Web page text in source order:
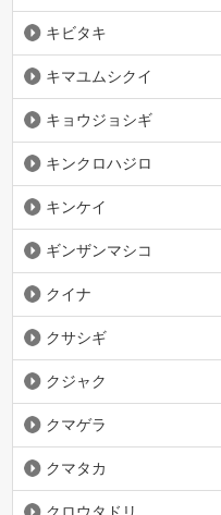
キビタキ
キマユムシクイ
キョウジョシギ
キンクロハジロ
キンケイ
ギンザンマシコ
クイナ
クサシギ
クジャク
クマゲラ
クマタカ